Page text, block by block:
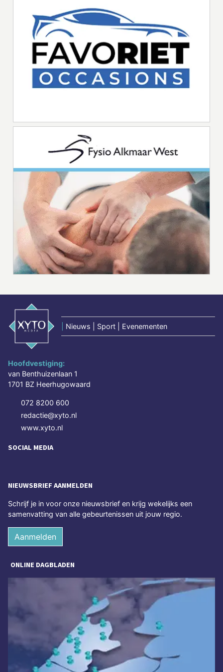
Nieuws | Sport | Evenementen
Hoofdvestiging:
van Benthuizenlaan 1
1701 BZ Heerhugowaard
072 8200 600
redactie@xyto.nl
www.xyto.nl
SOCIAL MEDIA
NIEUWSBRIEF AANMELDEN
Schrijf je in voor onze nieuwsbrief en krijg wekelijks een
samenvatting van alle gebeurtenissen uit jouw regio.
Aanmelden
ONLINE DAGBLADEN